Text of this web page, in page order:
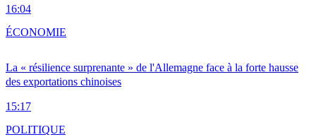
16:04
La « résilience surprenante » de l'Allemagne face à la forte hausse
des exportations chinoises
15:17
ÉCONOMIE
POLITIQUE